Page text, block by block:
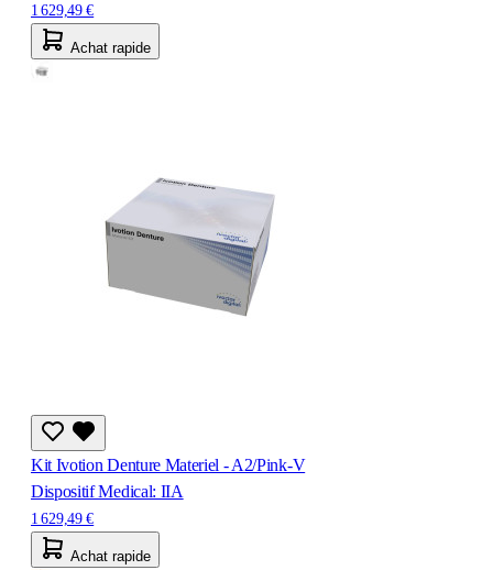
1 629,49 €
Achat rapide
Kit Ivotion Denture Materiel - A2/Pink-V
Dispositif Medical: IIA
1 629,49 €
Achat rapide